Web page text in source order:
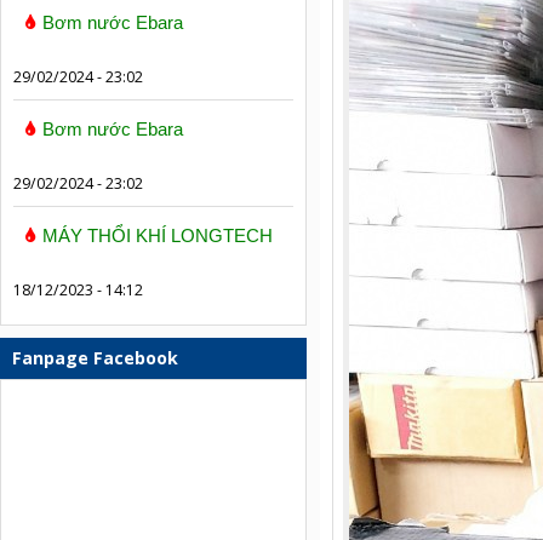
Bơm nước Ebara
29/02/2024 - 23:02
Bơm nước Ebara
29/02/2024 - 23:02
MÁY THỔI KHÍ LONGTECH
18/12/2023 - 14:12
Fanpage Facebook